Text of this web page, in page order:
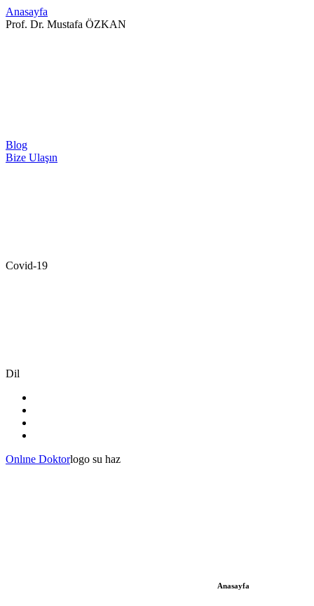
Anasayfa
Prof. Dr. Mustafa ÖZKAN
Blog
Bize Ulaşın
Covid-19
Dil
Onlıne Doktorlogo su haz
Anasayfa